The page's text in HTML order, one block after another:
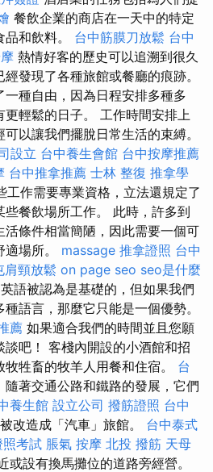
餐飲企業的商店在一天中的特定
和飲料。 台中筋膜刀放鬆 台中
熱情好客的歷史可以追溯到很久
發現了各種旅館或餐廳的痕跡。
種自由，因為日程安排多種多
輕鬆的日子。 工作時間安排上
以讓我們擺脫日常生活的束縛。
設立 台中養生會館 台中按摩推薦
台中推拿推薦 士林 整復 推拿學
工作需要專業資格，立法還規定了
餐飲場所工作。 此時，許多到
條件相當簡陋，因此需要一個可
場所。 massage 推拿證照 台中
肩頸放鬆 on page seo seo是什麼
英語被認為是基礎的，但如果我們
語言，那麼它只能是一個優勢。
薦 如果適合我們的時間並且您願
吧！ 客棧內開設的小酒館和招
牲畜的牧羊人用餐和住宿。 台
隨著交通公路和鐵路的發展，它們
養生館 設立公司 撥筋證照 台中
改造成「汽車」旅館。 台中泰式
考試 脹氣 按摩 北投 撥筋 天母
或設有換馬攤位的道路旁經營。